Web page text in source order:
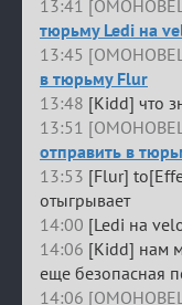
13:41
тюрьму Ledi на
13:45
в тюрьму Flur
13:48 [Kidd] что
13:51
отправить в
13:53 [Flur]
отыгрывает
14:00 [Ledi на
14:06 [Kidd] нам
еще безопасная
14:06